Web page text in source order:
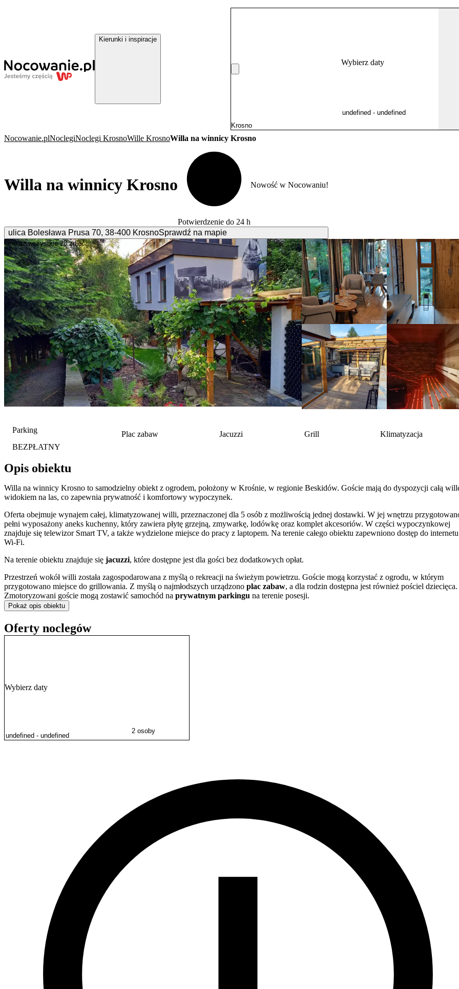
Kierunki i inspiracje
Wybierz daty
Nocowanie.plNoclegiNoclegi KrosnoWille KrosnoWilla na winnicy Krosno
Willa na winnicy Krosno
Potwierdzenie do 24 h
Nowość w Nocowaniu!
ulica Bolesława Prusa 70, 38-400 KrosnoSprawdź na mapie
Pokaż wszystkie 28 zdjęć
Parking
BEZPŁATNY
Plac zabaw Jacuzzi Grill Klimatyzacja
Opis obiektu
Willa na winnicy Krosno to samodzielny obiekt z ogrodem, położony w Krośnie, w regionie Beskidów. Goście mają do dyspozycji całą
widokiem na las, co zapewnia prywatność i komfortowy wypoczynek.
Oferta obejmuje wynajem całej, klimatyzowanej willi, przeznaczonej dla 5 osób z możliwością jednej dostawki. W jej wnętrzu
pełni wyposażony aneks kuchenny, który zawiera płytę grzejną, zmywarkę, lodówkę oraz komplet akcesoriów. W części wypoczynkowej
znajduje się telewizor Smart TV, a także wydzielone miejsce do pracy z laptopem. Na terenie całego obiektu zapewniono dostęp do internetu
Wi-Fi.
Na terenie obiektu znajduje się jacuzzi, które dostępne jest dla gości bez dodatkowych opłat.
Przestrzeń wokół willi została zagospodarowana z myślą o rekreacji na świeżym powietrzu. Goście mogą korzystać z ogrodu, w którym
przygotowano miejsce do grillowania. Z myślą o najmłodszych urządzono plac zabaw, a dla rodzin dostępna jest również pościel dziecięca.
Zmotoryzowani goście mogą zostawić samochód na prywatnym parkingu na terenie posesji.
Do dyspozycji gości jest również
prasowania oraz wentylator.
Płatności można dokonywać gotówką lub przelewem. Obsługa obiektu posługuje się językiem polskim i angielskim.
Pokaż opis obiektu
Oferty noclegów
Wybierz daty
2 osoby